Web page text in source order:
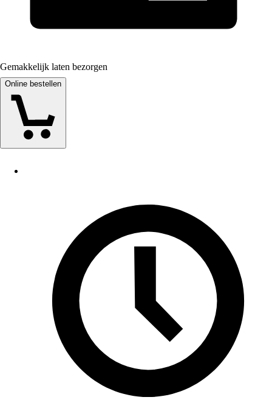
Gemakkelijk laten bezorgen
Online bestellen